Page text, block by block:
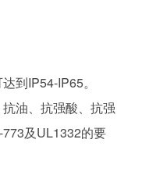
到IP54-IP65。
油、抗强酸、抗强
及UL1332的要